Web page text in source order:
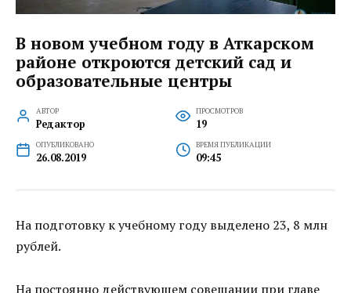
В новом учебном году в Аткарском
районе откроются детский сад и
образовательные центры
АВТОР
Редактор
ПРОСМОТРОВ
19
ОПУБЛИКОВАНО
26.08.2019
ВРЕМЯ ПУБЛИКАЦИИ
09:45
На подготовку к учебному году выделено 23, 8 млн
рублей.
На постоянно действующем совещании при главе